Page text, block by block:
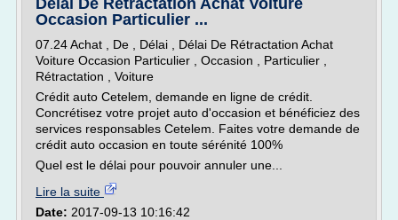
Délai De Rétractation Achat Voiture
Occasion Particulier ...
07.24 Achat , De , Délai , Délai De Rétractation Achat
Voiture Occasion Particulier , Occasion , Particulier ,
Rétractation , Voiture
Crédit auto Cetelem, demande en ligne de crédit.
Concrétisez votre projet auto d'occasion et bénéficiez des
services responsables Cetelem. Faites votre demande de
crédit auto occasion en toute sérénité 100%
Quel est le délai pour pouvoir annuler une...
Lire la suite
Date: 2017-09-13 10:16:42